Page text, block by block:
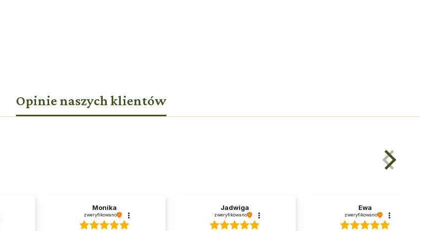
Opinie naszych klientów
Monika
zweryfikowano
Jadwiga
zweryfikowano
Ewa
zweryfikowano